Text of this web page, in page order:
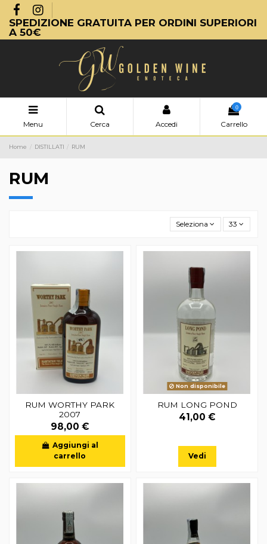
SPEDIZIONE GRATUITA PER ORDINI SUPERIORI
A 50€
Menu Cerca Accedi
0
Carrello
Home DISTILLATI RUM
RUM
Seleziona 33
RUM WORTHY PARK
2007
98,00 €
Aggiungi al
carrello
Non disponibile
RUM LONG POND
41,00 €
Vedi